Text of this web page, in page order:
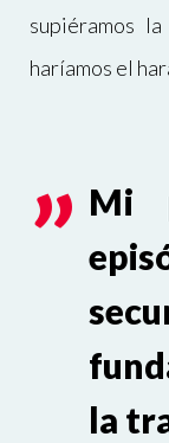
supiéramos
haríamos el
Mi
la